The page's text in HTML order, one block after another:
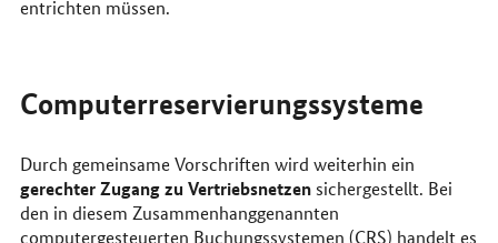
entrichten müssen.
Computerreservierungssysteme
Durch gemeinsame Vorschriften wird weiterhin ein
gerechter Zugang zu Vertriebsnetzensichergestellt. Bei
den in diesem Zusammenhanggenannten
computergesteuerten Buchungssystemen (CRS) handelt es